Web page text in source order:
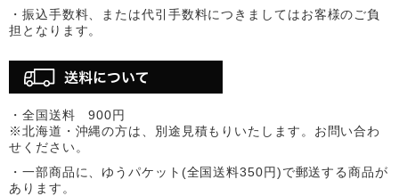
・振込手数料、または代引手数料につきましてはお客様のご負
担となります。
・全国送料 900円
※北海道・沖縄の方は、別途見積もりいたします。お問い合わ
せください。
・一部商品に、ゆうパケット(全国送料350円)で郵送する商品が
あります。